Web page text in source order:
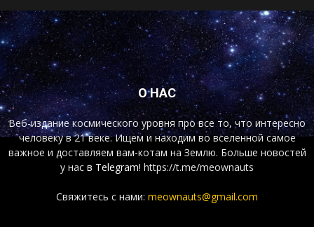
О НАС
Веб-издание космического уровня про все то, что интересно
человеку в 21 веке. Ищем и находим во вселенной самое
важное и доставляем вам-котам на Землю. Больше новостей
у нас в Telegram! https://t.me/meownauts
Свяжитесь с нами: meownauts@gmail.com